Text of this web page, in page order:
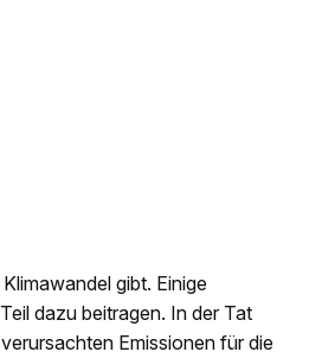
gibt. Einige
dazu beitragen. In der Tat
Emissionen für die